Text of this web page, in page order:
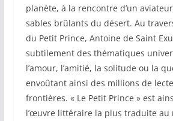
planète, à la rencontre d’un
sables brûlants du désert. Au
du Petit Prince, Antoine de Saint
subtilement des thématiques
l’amour, l’amitié, la solitude ou la
envoûtant ainsi des millions de
frontières. « Le Petit Prince » est
l’œuvre littéraire la plus traduite au